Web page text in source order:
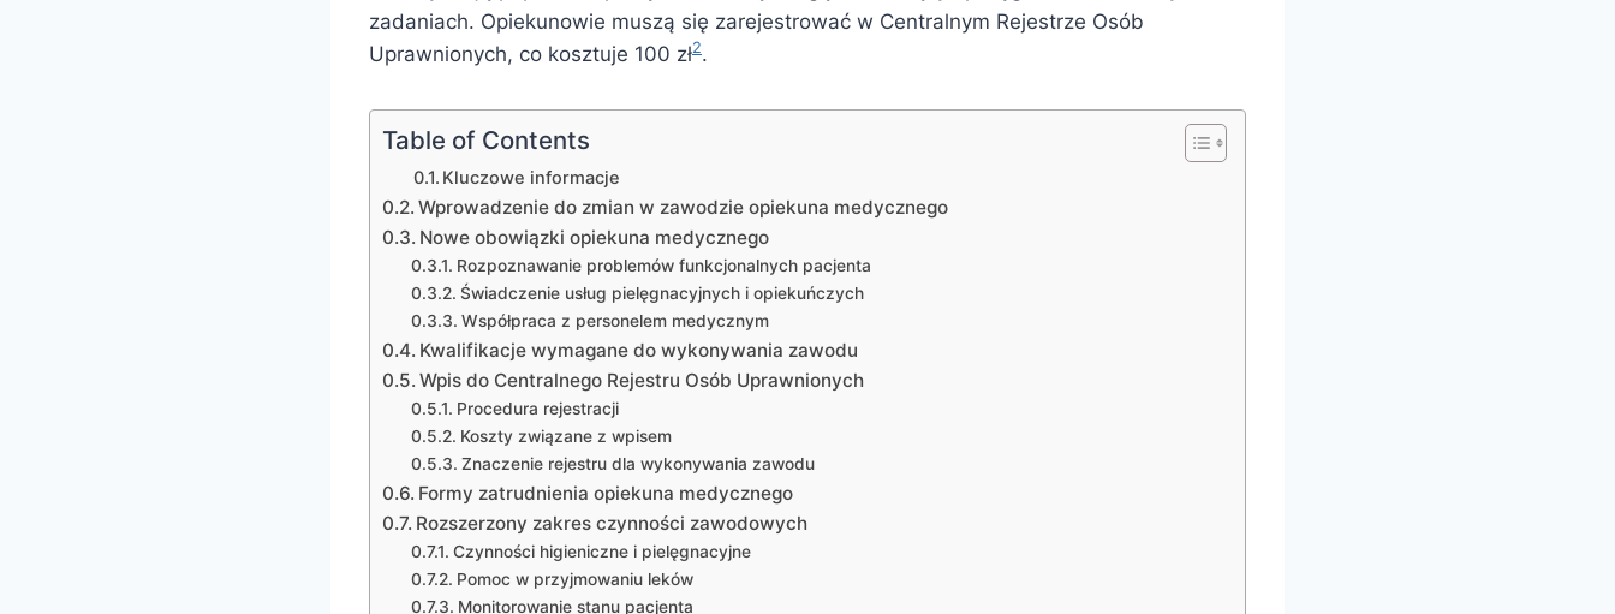
zadaniach. Opiekunowie muszą się zarejestrować w Centralnym Rejestrze Osób
Uprawnionych, co kosztuje 100 zł2.
Table of Contents
Kluczowe informacje
Wprowadzenie do zmian w zawodzie opiekuna medycznego
Nowe obowiązki opiekuna medycznego
Rozpoznawanie problemów funkcjonalnych pacjenta
Świadczenie usług pielęgnacyjnych i opiekuńczych
Współpraca z personelem medycznym
Kwalifikacje wymagane do wykonywania zawodu
Wpis do Centralnego Rejestru Osób Uprawnionych
Procedura rejestracji
Koszty związane z wpisem
Znaczenie rejestru dla wykonywania zawodu
Formy zatrudnienia opiekuna medycznego
Rozszerzony zakres czynności zawodowych
Czynności higieniczne i pielęgnacyjne
Pomoc w przyjmowaniu leków
Monitorowanie stanu pacjenta